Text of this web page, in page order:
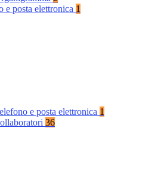
e posta elettronica 1
e posta elettronica 1
36